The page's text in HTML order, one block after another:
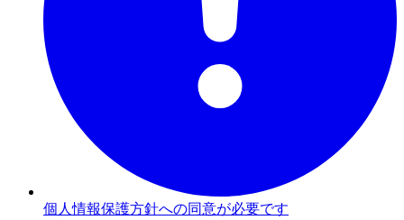
個人情報保護方針への同意が必要です